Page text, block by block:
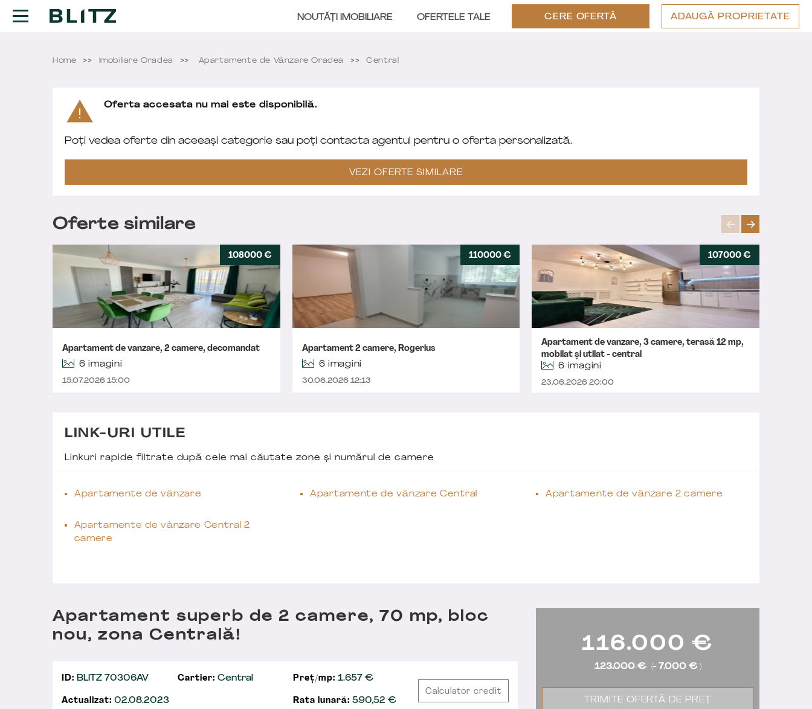
NOUTĂȚI IMOBILIARE OFERTELE TALE CERE OFERTĂ ADAUGĂ PROPRIETATE
Home Imobiliare Oradea Apartamente de Vânzare Oradea Central
Oferta accesata nu mai este disponibilă.
Poți vedea oferte din aceeași categorie sau poți contacta agentul pentru o oferta personalizată.
VEZI OFERTE SIMILARE
Oferte similare
108000 €
Apartament de vanzare, 2 camere, decomandat
6 imagini
15.07.2026 15:00
110000 €
Apartament 2 camere, Rogerius
6 imagini
30.06.2026 12:13
107000 €
Apartament de vanzare, 3 camere, terasă 12 mp,
mobilat și utilat - central
6 imagini
23.06.2026 20:00
LINK-URI UTILE
Linkuri rapide filtrate după cele mai căutate zone și numărul de camere
Apartamente de vânzare Apartamente de vânzare Central Apartamente de vânzare 2 camere
Apartamente de vânzare Central 2
camere
Apartament superb de 2 camere, 70 mp, bloc
nou, zona Centrală!
ID: BLITZ 70306AV Cartier: Central Preț/mp: 1.657 €
Actualizat: 02.08.2023 Rata lunară:590,52 €
Calculator credit
116.000 €
123.000 € (- 7.000 €)
TRIMITE OFERTĂ DE PREȚ